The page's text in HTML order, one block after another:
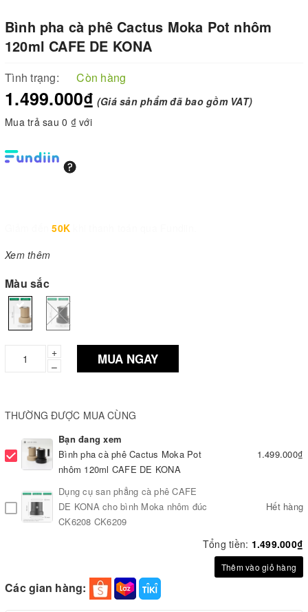
Bình pha cà phê Cactus Moka Pot nhôm
120ml CAFE DE KONA
Tình trạng: Còn hàng
1.499.000₫ (Giá sản phẩm đã bao gồm VAT)
Mua trả sau 0 ₫ với
50K
Xem thêm
Màu sắc
+
–
MUA NGAY
THƯỜNG ĐƯỢC MUA CÙNG
Bạn đang xem
Bình pha cà phê Cactus Moka Pot
nhôm 120ml CAFE DE KONA
1.499.000₫
Dụng cụ san phẳng cà phê CAFE
DE KONA cho bình Moka nhôm đúc
CK6208 CK6209
Hết hàng
Tổng tiền: 1.499.000₫
Thêm vào giỏ hàng
Các gian hàng: